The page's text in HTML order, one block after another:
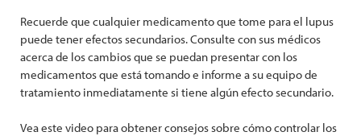
Recuerde que cualquier medicamento que tome para el lupus
puede tener efectos secundarios. Consulte con sus médicos
acerca de los cambios que se puedan presentar con los
medicamentos que está tomando e informe a su equipo de
tratamiento inmediatamente si tiene algún efecto secundario.
Vea este video para obtener consejos sobre cómo controlar los